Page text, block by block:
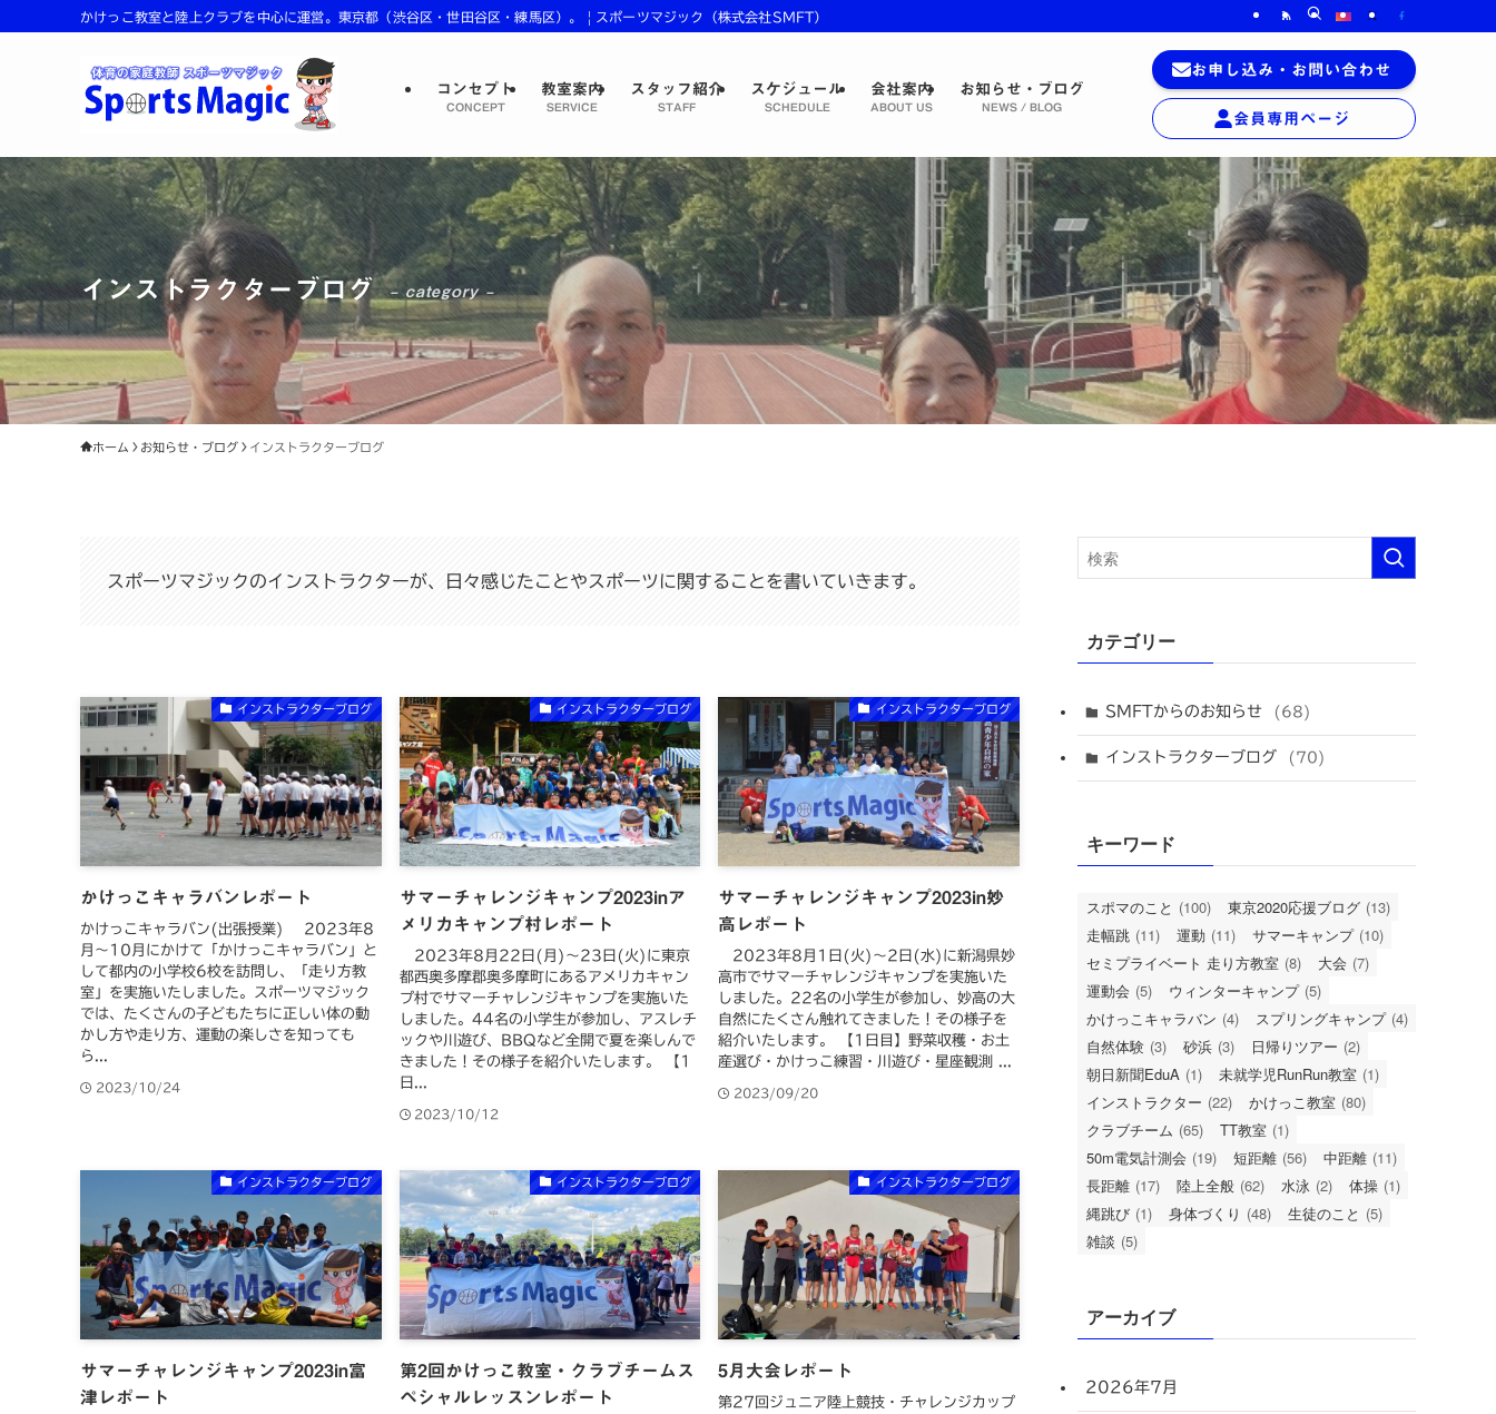
かけっこ教室と陸上クラブを中心に運営。東京都（渋谷区・世田谷区・練馬区）。 | スポーツマジック（株式会社SMFT）
コンセプト
CONCEPT
教室案内
SERVICE
スタッフ紹介
STAFF
スケジュール
SCHEDULE
会社案内
ABOUT US
お知らせ・ブログ
NEWS / BLOG
お申し込み ・ お問い合わせ
会員専用 ページ
インストラクターブログ – category –
ホーム お知らせ・ブログ インストラクターブログ
スポーツマジックのインストラクターが、日々感じたことやスポーツに関することを書いていきます。
インストラクターブログ
かけっこキャラバンレポート
かけっこキャラバン(出張授業) 2023年8
月〜10月にかけて「かけっこキャラバン」と
して都内の小学校6校を訪問し、「走り方教
室」を実施いたしました。スポーツマジック
では、たくさんの子どもたちに正しい体の動
かし方や走り方、運動の楽しさを知っても
ら...
2023/10/24
インストラクターブログ
サマーチャレンジキャンプ2023inア
メリカキャンプ村レポート
2023年8月22日(月)〜23日(火)に東京
都西奥多摩郡奥多摩町にあるアメリカキャン
プ村でサマーチャレンジキャンプを実施いた
しました。44名の小学生が参加し、アスレチ
ックや川遊び、BBQなど全開で夏を楽しんで
きました！その様子を紹介いたします。 【1
日...
2023/10/12
インストラクターブログ
サマーチャレンジキャンプ2023in妙
高レポート
2023年8月1日(火)〜2日(水)に新潟県妙
高市でサマーチャレンジキャンプを実施いた
しました。22名の小学生が参加し、妙高の大
自然にたくさん触れてきました！その様子を
紹介いたします。 【1日目】野菜収穫・お土
産選び・かけっこ練習・川遊び・星座観測 ...
2023/09/20
インストラクターブログ
サマーチャレンジキャンプ2023in富
津レポート
インストラクターブログ
第2回かけっこ教室・クラブチームス
ペシャルレッスンレポート
インストラクターブログ
5月大会レポート
第27回ジュニア陸上競技・チャレンジカップ
カテゴリー
SMFTからのお知らせ (68)
インストラクターブログ (70)
キーワード
スポマのこと (100) 東京2020応援ブログ (13)
走幅跳 (11) 運動 (11) サマーキャンプ (10)
セミプライベート 走り方教室 (8) 大会 (7)
運動会 (5) ウィンターキャンプ (5)
かけっこキャラバン (4) スプリングキャンプ (4)
自然体験 (3) 砂浜 (3) 日帰りツアー (2)
朝日新聞EduA (1) 未就学児RunRun教室 (1)
インストラクター (22) かけっこ教室 (80)
クラブチーム (65) TT教室 (1)
50m電気計測会 (19) 短距離 (56) 中距離 (11)
長距離 (17) 陸上全般 (62) 水泳 (2) 体操 (1)
縄跳び (1) 身体づくり (48) 生徒のこと (5)
雑談 (5)
アーカイブ
2026年7月